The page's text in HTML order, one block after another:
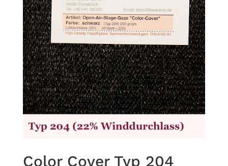
Color Cover Typ 204